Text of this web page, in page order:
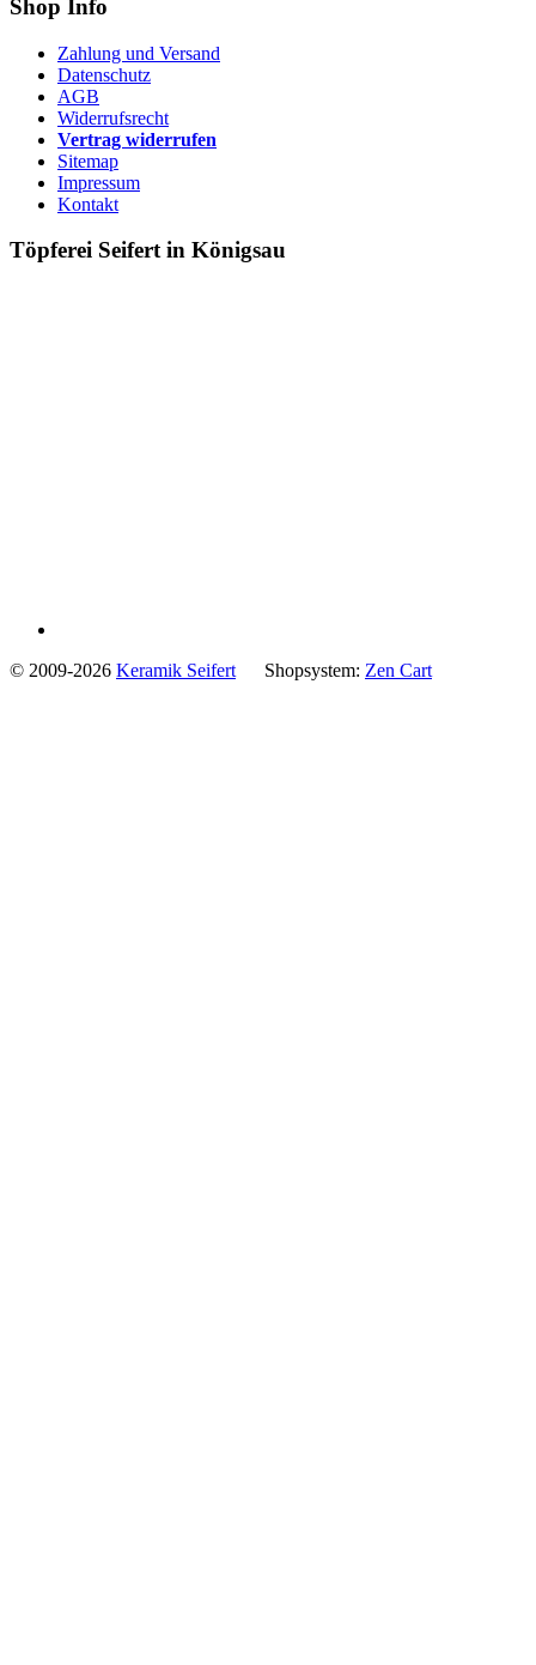
Shop Info
Zahlung und Versand
Datenschutz
AGB
Widerrufsrecht
Vertrag widerrufen
Sitemap
Impressum
Kontakt
Töpferei Seifert in Königsau
© 2009-2026 Keramik Seifert Shopsystem: Zen Cart